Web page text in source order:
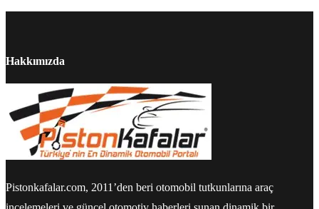
Hakkımızda
Pistonkafalar.com, 2011’den beri otomobil tutkunlarına araç